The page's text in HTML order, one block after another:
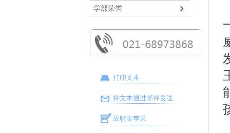
学部荣誉
打印文本
将文本通过邮件发送
应聘金苹果